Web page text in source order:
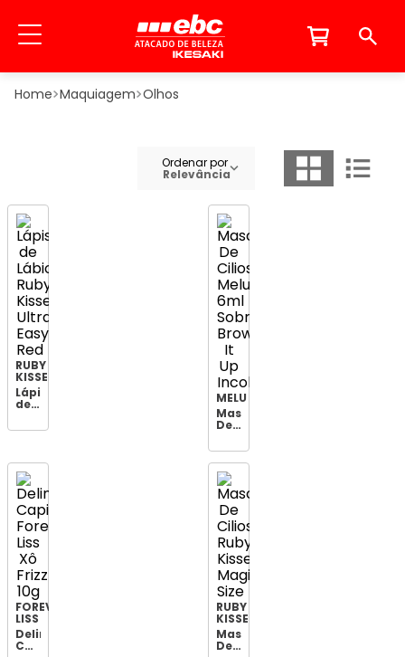
Maquiagem Olhos
Ordenar por
Relevância
RUBY
KISSES
Lápis
de
Ruby
Easy
Red
MELU
Mascara
De
Melu
6ml
Sobran.luluca
Brow
It
Up
Incol
FOREVER
LISS
Delineador
Capilar
RUBY
KISSES
Mascara
De